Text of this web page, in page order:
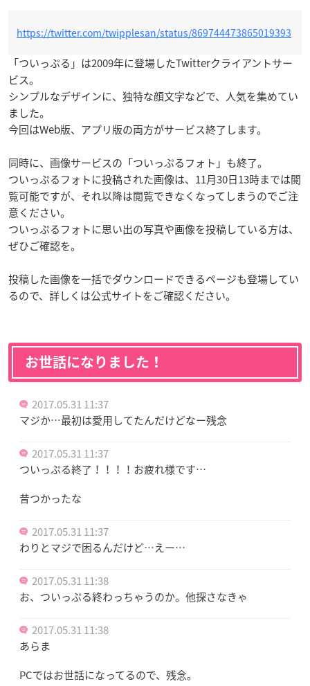
https://twitter.com/twipplesan/status/869744473865019393
「ついっぷる」は2009年に登場したTwitterクライアントサー
ビス。
シンプルなデザインに、独特な顔文字などで、人気を集めてい
ました。
今回はWeb版、アプリ版の両方がサービス終了します。
同時に、画像サービスの「ついっぷるフォト」も終了。
ついっぷるフォトに投稿された画像は、11月30日13時までは閲
覧可能ですが、それ以降は閲覧できなくなってしまうのでご注
意ください。
ついっぷるフォトに思い出の写真や画像を投稿している方は、
ぜひご確認を。
投稿した画像を一括でダウンロードできるページも登場してい
るので、詳しくは公式サイトをご確認ください。
お世話になりました！
2017.05.31 11:37
マジか…最初は愛用してたんだけどなー残念
2017.05.31 11:37
ついっぷる終了！！！！お疲れ様です…
昔つかったな
2017.05.31 11:37
わりとマジで困るんだけど…えー…
2017.05.31 11:38
お、ついっぷる終わっちゃうのか。他探さなきゃ
2017.05.31 11:38
あらま
PCではお世話になってるので、残念。